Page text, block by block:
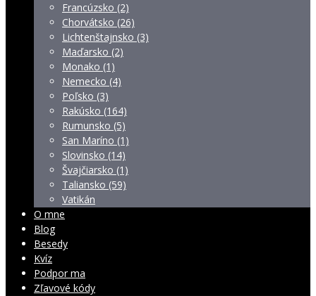
Francúzsko (2)
Chorvátsko (26)
Lichtenštajnsko (3)
Maďarsko (2)
Monako (1)
Nemecko (4)
Poľsko (3)
Rakúsko (164)
Rumunsko (5)
San Maríno (1)
Slovinsko (14)
Švajčiarsko (1)
Taliansko (59)
Vatikán
O mne
Blog
Besedy
Kvíz
Podpor ma
Zľavové kódy